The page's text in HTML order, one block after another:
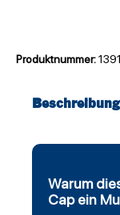
Produktnummer:
Beschreibung
Warum
Cap ein